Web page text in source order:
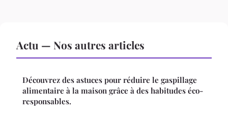
Actu — Nos autres articles
Découvrez des astuces pour réduire le gaspillage
alimentaire à la maison grâce à des habitudes éco-
responsables.